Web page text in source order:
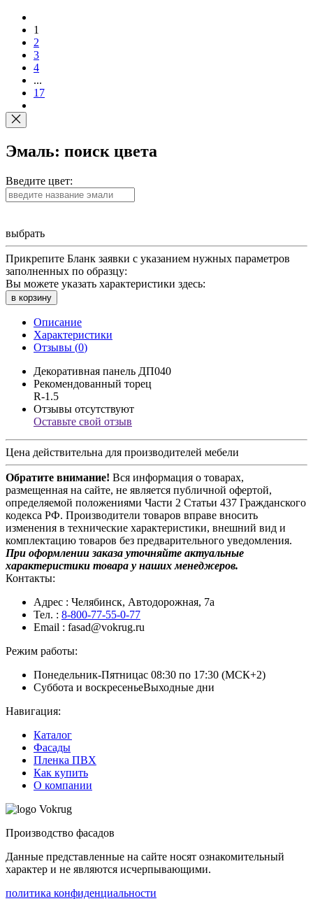
1
2
3
4
...
17
Эмаль: поиск цвета
Введите цвет:
выбрать
Прикрепите Бланк заявки с указанием нужных параметров
заполненных по образцу:
Вы можете указать характеристики здесь:
в корзину
Описание
Характеристики
Отзывы (0)
Декоративная панель ДП040
Рекомендованный торец
R-1.5
Отзывы отсутствуют
Оставьте свой отзыв
Цена действительна для производителей мебели
Обратите внимание! Вся информация о товарах,
размещенная на сайте, не является публичной офертой,
определяемой положениями Части 2 Статьи 437 Гражданского
кодекса РФ. Производители товаров вправе вносить
изменения в технические характеристики, внешний вид и
комплектацию товаров без предварительного уведомления.
При оформлении заказа уточняйте актуальные
характеристики товара у наших менеджеров.
Контакты:
Адрес : Челябинск, Автодорожная, 7а
Тел. : 8-800-77-55-0-77
Email : fasad@vokrug.ru
Режим работы:
Понедельник-Пятницас 08:30 по 17:30 (МСК+2)
Суббота и воскресеньеВыходные дни
Навигация:
Каталог
Фасады
Пленка ПВХ
Как купить
О компании
Производство фасадов
Данные представленные на сайте носят ознакомительный
характер и не являются исчерпывающими.
политика конфиденциальности